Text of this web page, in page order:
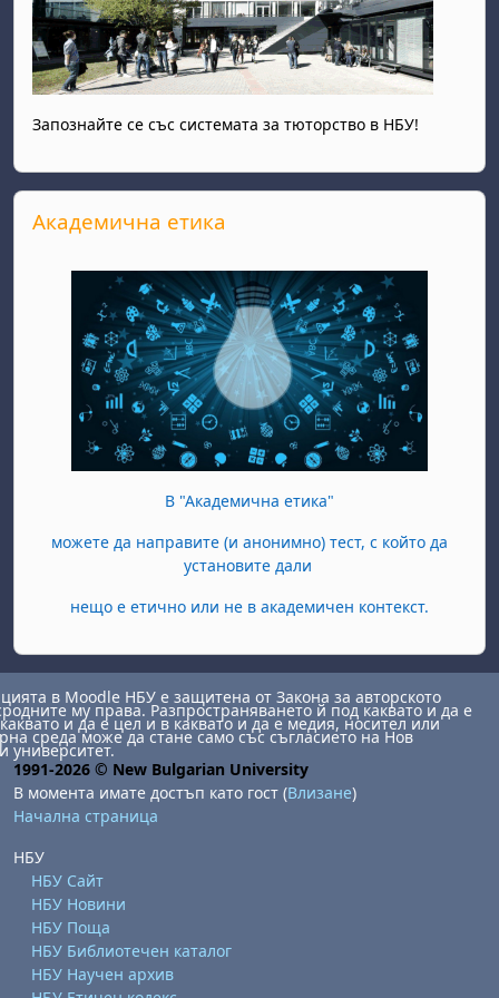
Запознайте се със системата за тюторство в НБУ!
Прескочи Академична етика
Академична етика
В "Академична етика"
можете да направите (и анонимно) тест, с който да
установите дали
нещо е етично или не в академичен контекст.
в Moodle НБУ е защитена от Закона за авторското
му права. Разпространяването й под каквато и да е
и да е цел и в каквато и да е медия, носител или
среда може да стане само със съгласието на Нов
университет.
1991-2026 © New Bulgarian University
В момента имате достъп като гост (Влизане)
Начална страница
НБУ
НБУ Сайт
НБУ Новини
НБУ Поща
НБУ Библиотечен каталог
НБУ Научен архив